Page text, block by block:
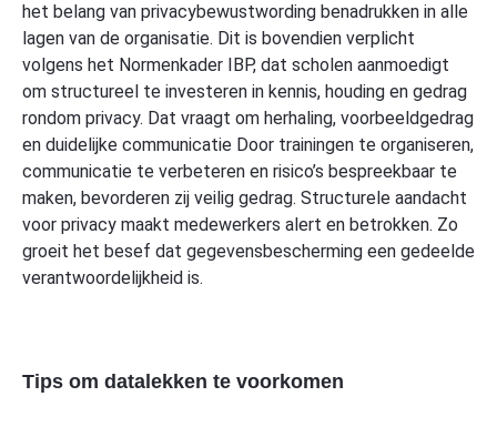
het belang van privacybewustwording benadrukken in alle
lagen van de organisatie. Dit is bovendien verplicht
volgens het Normenkader IBP, dat scholen aanmoedigt
om structureel te investeren in kennis, houding en gedrag
rondom privacy. Dat vraagt om herhaling, voorbeeldgedrag
en duidelijke communicatie Door trainingen te organiseren,
communicatie te verbeteren en risico’s bespreekbaar te
maken, bevorderen zij veilig gedrag. Structurele aandacht
voor privacy maakt medewerkers alert en betrokken. Zo
groeit het besef dat gegevensbescherming een gedeelde
verantwoordelijkheid is.
Tips om datalekken te voorkomen